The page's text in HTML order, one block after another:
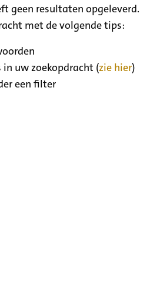
geen resultaten opgeleverd.
met de volgende tips:
uw zoekopdracht (zie hier)
een filter